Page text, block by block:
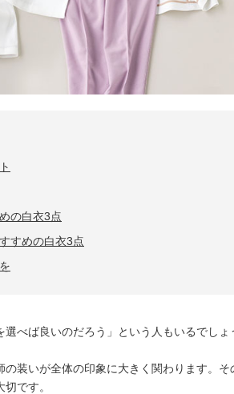
の白衣3点
すめの白衣3点
べば良いのだろう」という人もいるでしょ
装いが全体の印象に大きく関わります。そ
です。